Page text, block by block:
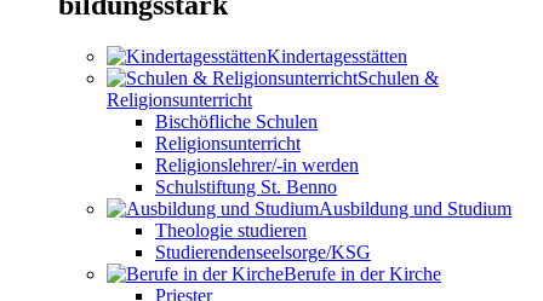
Kindertagesstätten
Schulen &
Religionsunterricht
Bischöfliche Schulen
Religionsunterricht
Religionslehrer/-in werden
Schulstiftung St. Benno
Ausbildung und Studium
Theologie studieren
Studierendenseelsorge/KSG
Berufe in der Kirche
Priester